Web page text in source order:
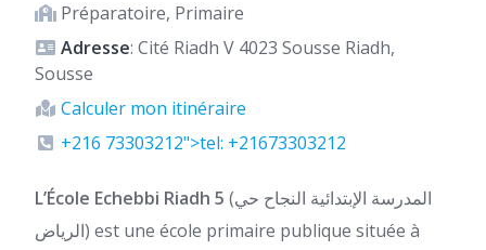
Préparatoire, Primaire
Adresse: Cité Riadh V 4023 Sousse Riadh,
Sousse
Calculer mon itinéraire
+216 73303212">tel: +21673303212
L’École Echebbi Riadh 5 (المدرسة الإبتدائية النجاح حي
الرياض) est une école primaire publique située à